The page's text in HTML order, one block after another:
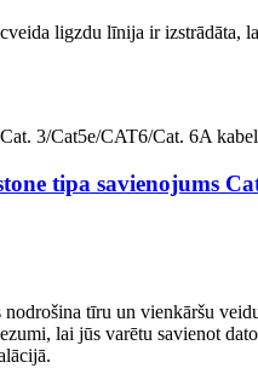
ligzdu līnija ir izstrādāta,
tipa savienojums
tīru un vienkāršu
lai jūs varētu savienot